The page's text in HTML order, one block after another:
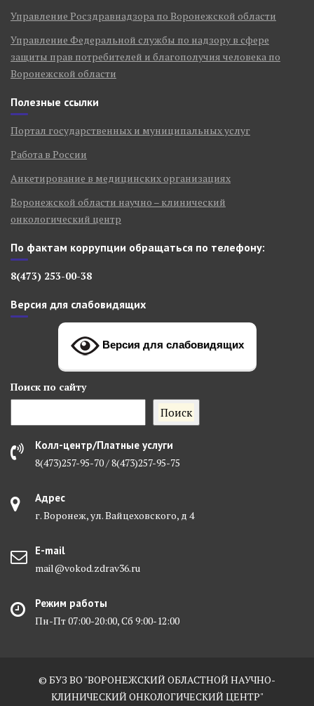
Управление Росздравнадзора по Воронежской области
Управление Федеральной службы по надзору в сфере
защиты прав потребителей и благополучия человека по
Воронежской области
Полезные ссылки
Портал государственных и муниципальных услуг
Работа в России
Анкетирование в медицинских организациях
Воронежской области научно – клинический
онкологический центр
По фактам коррупции обращаться по телефону:
8(473) 253-00-38
Версия для слабовидящих
Версия для слабовидящих
Поиск по сайту
Поиск
Колл-центр/Платные услуги
8(473)257-95-70 / 8(473)257-95-75
Адрес
г. Воронеж, ул. Вайцеховского, д 4
E-mail
mail@vokod.zdrav36.ru
Режим работы
Пн-Пт 07:00-20:00, Сб 9:00-12:00
© БУЗ ВО "ВОРОНЕЖСКИЙ ОБЛАСТНОЙ НАУЧНО-
КЛИНИЧЕСКИЙ ОНКОЛОГИЧЕСКИЙ ЦЕНТР"